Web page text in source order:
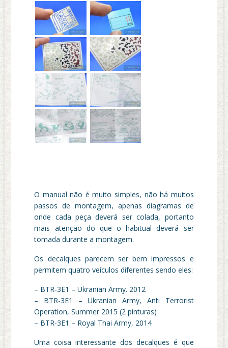
O manual não é muito simples, não há muitos
passos de montagem, apenas diagramas de
onde cada peça deverá ser colada, portanto
mais atenção do que o habitual deverá ser
tomada durante a montagem.
Os decalques parecem ser bem impressos e
permitem quatro veículos diferentes sendo eles:
– BTR-3E1 – Ukranian Army. 2012
– BTR-3E1 – Ukranian Army, Anti Terrorist
Operation, Summer 2015 (2 pinturas)
– BTR-3E1 – Royal Thai Army, 2014
Uma coisa interessante dos decalques é que